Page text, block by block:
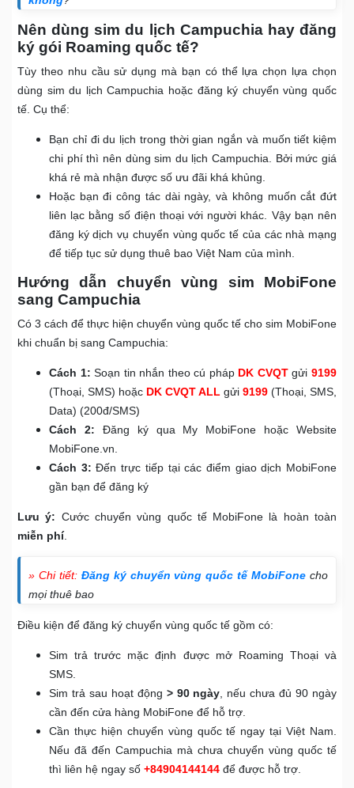
Nên dùng sim du lịch Campuchia hay đăng
ký gói Roaming quốc tế?
Tùy theo nhu cầu sử dụng mà bạn có thể lựa chọn lựa chọn
dùng sim du lịch Campuchia hoặc đăng ký chuyển vùng quốc
tế. Cụ thể:
Bạn chỉ đi du lịch trong thời gian ngắn và muốn tiết kiệm
chi phí thì nên dùng sim du lịch Campuchia. Bởi mức giá
khá rẻ mà nhận được số ưu đãi khá khủng.
Hoặc bạn đi công tác dài ngày, và không muốn cắt đứt
liên lạc bằng số điện thoại với người khác. Vậy bạn nên
đăng ký dịch vụ chuyển vùng quốc tế của các nhà mạng
để tiếp tục sử dụng thuê bao Việt Nam của mình.
Hướng dẫn chuyển vùng sim MobiFone
sang Campuchia
Có 3 cách để thực hiện chuyển vùng quốc tế cho sim MobiFone
khi chuẩn bị sang Campuchia:
Cách 1: Soạn tin nhắn theo cú pháp DK CVQTgửi9199
(Thoại, SMS) hoặc DK CVQT ALL gửi 9199 (Thoại, SMS,
Data) (200đ/SMS)
Cách 2: Đăng ký qua My MobiFone hoặc Website
MobiFone.vn.
Cách 3: Đến trực tiếp tại các điểm giao dịch MobiFone
gần bạn để đăng ký
Lưu ý: Cước chuyển vùng quốc tế MobiFone là hoàn toàn
miễn phí.
» Chi tiết: Đăng ký chuyển vùng quốc tế MobiFone cho
mọi thuê bao
Điều kiện để đăng ký chuyển vùng quốc tế gồm có:
Sim trả trước mặc định được mở Roaming Thoại và
SMS.
Sim trả sau hoạt động > 90 ngày , nếu chưa đủ 90 ngày
cần đến cửa hàng MobiFone để hỗ trợ.
Cần thực hiện chuyển vùng quốc tế ngay tại Việt Nam.
Nếu đã đến Campuchia mà chưa chuyển vùng quốc tế
thì liên hệ ngay số +84904144144 để được hỗ trợ.